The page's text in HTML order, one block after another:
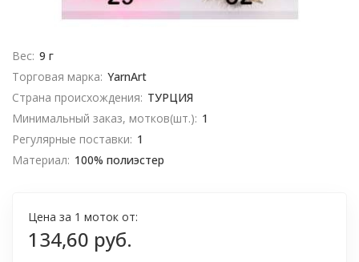
Вес: 9 г
Торговая марка: YarnArt
Страна происхождения: ТУРЦИЯ
Минимальный заказ, мотков(шт.): 1
Регулярные поставки: 1
Материал: 100% полиэстер
Цена за 1 моток от:
134,60 руб.